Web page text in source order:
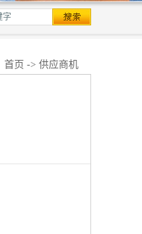
首页 -> 供应商机